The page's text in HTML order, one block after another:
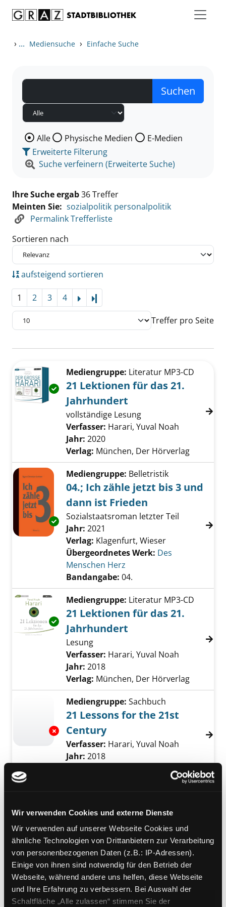
Wir verwenden Cookies und externe Dienste
Wir verwenden auf unserer Webseite Cookies und
ähnliche Technologien von Drittanbietern zur Verarbeitung
von personenbezogenen Daten (z.B.: IP-Adressen).
Einige von ihnen sind notwendig für den Betrieb der
Webseite, während andere uns helfen, diese Webseite
und Ihre Erfahrung zu verbessern. Bei Auswahl der
Schaltfläche „Alle zulassen“ stimmen Sie der
› ... Mediensuche › Einfache Suche
Wählen Sie die Medienart nach der Sie suchen wollen.
Alle Physische Medien
E-Medien
Erweiterte Filterung
Suche verfeinern (Erweiterte Suche)
Ihre Suche ergab36 Treffer
Meinten Sie: sozialpolitik personalpolitik
Permalink Trefferliste
Sortieren nach
aufsteigend sortieren
1 2 3 4
Treffer pro Seite
Zu den Suchfiltern springen
Exemplar-Details von 21 Lektionen für das
Mediengruppe: Literatur MP3-CD
21 Lektionen für das 21.
Jahrhundert
vollständige Lesung
Verfasser: Harari, Yuval Noah
Jahr: 2020
Verlag: München, Der Hörverlag
Exemplar-Details von 04.; Ich zähle jetzt bis
Mediengruppe: Belletristik
04.; Ich zähle jetzt bis 3 und
dann ist Frieden
Sozialstaatsroman letzter Teil
Suche nach diesem Verfasser
Jahr: 2021
Verlag: Klagenfurt, Wieser
Übergeordnetes Werk: Des
Menschen Herz
Bandangabe: 04.
Exemplar-Details von 21 Lektionen für das
Mediengruppe: Literatur MP3-CD
21 Lektionen für das 21.
Jahrhundert
Lesung
Verfasser: Harari, Yuval Noah
Jahr: 2018
Verlag: München, Der Hörverlag
Exemplar-Details von 21 Lessons for the
Mediengruppe: Sachbuch
21 Lessons for the 21st
Century
Verfasser: Harari, Yuval Noah
Jahr: 2018
London, Jonathan Cape
Exemplar-Details von 21 Lektionen für das
Jahrhundert
Verfasser: Harari, Yuval NoahSuche
Jahr:2018 Verlag:München, Beck
Mediengruppe:Sachbuch
Johanna Dohnal und die
Frauenpolitik der Zweiten